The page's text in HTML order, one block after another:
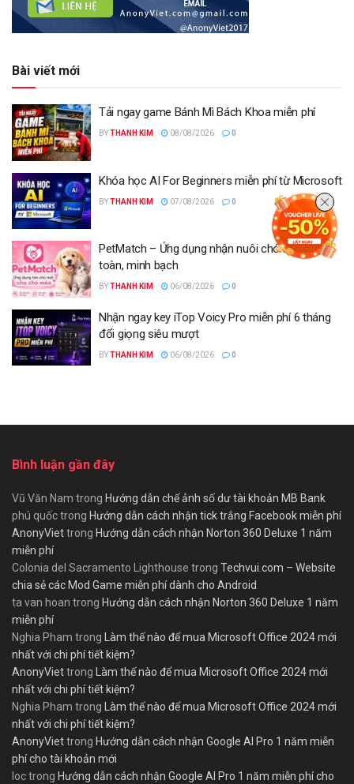
Bài viết mới
Tải ngay game Bánh Mì Bách Khoa miễn phí
BYTHANH KIM 08/08/2026 0
Khóa học AI For Beginners miễn phí từ Microsoft
BYTHANH KIM 07/08/2026 0
PetMatch – Ứng dụng nhận nuôi chó mèo an
toàn, minh bạch
BYTHANH KIM 06/08/2026 0
Nhận ngay key iTop Voicy Pro miễn phí 6 tháng
đổi giọng siêu mượt
BYTHANH KIM 06/08/2026 0
Bình luận gần đây
Vũ Văn Nam trong Hướng dẫn chế ảnh số dư tài khoản MB Bank
phú quốctrong Hướng dẫn cách nhận tick trắng Facebook miễn phí
AnonyViettrong Hướng dẫn cách nhận Norton 360 Deluxe 1 năm
miễn phí
Colonia del Sacramento Lighthouse trong Techvui.com – Website
chia sẻ các Mod Game miễn phí dành cho Android
ta van hoan trong Hướng dẫn cách nhận Norton 360 Deluxe 1 năm
miễn phí
Nghia Pham trong Làm thế nào để mua Microsoft Office 2024 mới
nhất với chi phí tiết kiệm?
AnonyViettrong Làm thế nào để mua Microsoft Office 2024 mới
nhất với chi phí tiết kiệm?
Nghia Pham trong Làm thế nào để mua Microsoft Office 2024 mới
nhất với chi phí tiết kiệm?
AnonyViettrong Hướng dẫn cách nhận Google AI Pro 1 năm miễn
phí cho tài khoản mới
loctrong Hướng dẫn cách nhận Google AI Pro 1 năm miễn phí cho